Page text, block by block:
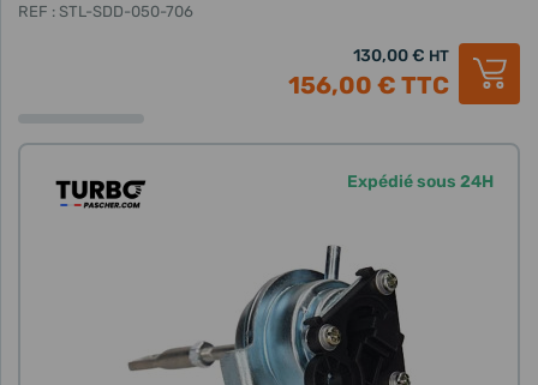
REF : STL-SDD-050-706
130,00 € HT
156,00 € TTC
Expédié sous 24H